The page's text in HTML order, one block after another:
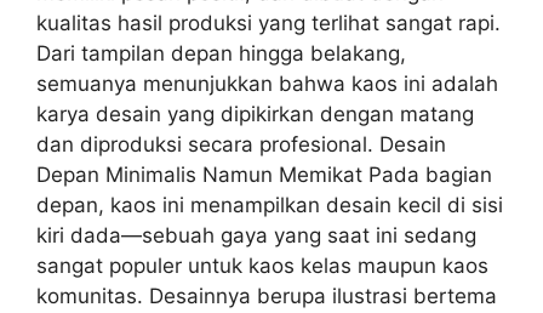
kualitas hasil produksi yang terlihat sangat rapi.
Dari tampilan depan hingga belakang,
semuanya menunjukkan bahwa kaos ini adalah
karya desain yang dipikirkan dengan matang
dan diproduksi secara profesional. Desain
Depan Minimalis Namun Memikat Pada bagian
depan, kaos ini menampilkan desain kecil di sisi
kiri dada—sebuah gaya yang saat ini sedang
sangat populer untuk kaos kelas maupun kaos
komunitas. Desainnya berupa ilustrasi bertema